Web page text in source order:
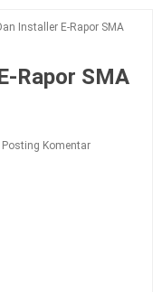
Installer E-Rapor SMA
Rapor SMA
Posting Komentar